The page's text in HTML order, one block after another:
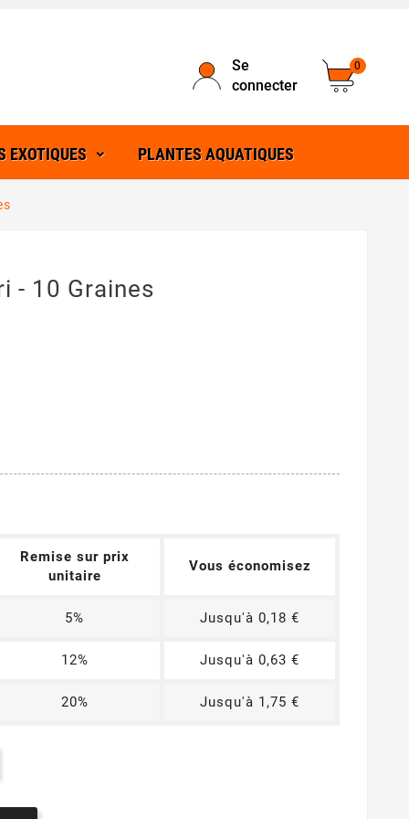
Se
connecter
0
EXOTIQUES PLANTES AQUATIQUES
- 10 Graines
Remise sur prix
unitaire
Vous économisez
5% Jusqu'à 0,18 €
12% Jusqu'à 0,63 €
20% Jusqu'à 1,75 €